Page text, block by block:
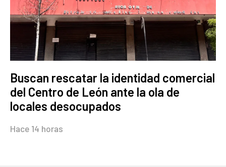
Buscan rescatar la identidad comercial
del Centro de León ante la ola de
locales desocupados
Hace 14 horas